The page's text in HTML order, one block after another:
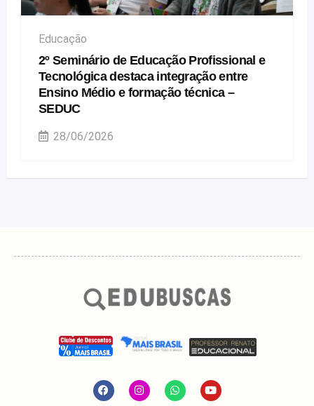
Educação
2º Seminário de Educação Profissional e
Tecnológica destaca integração entre
Ensino Médio e formação técnica –
SEDUC
28/06/2026